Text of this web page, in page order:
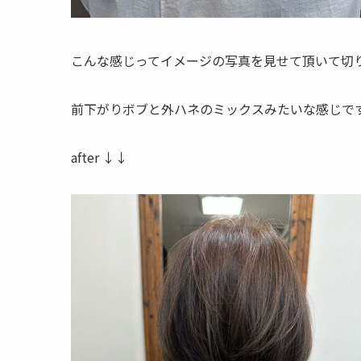
こんな感じってイメージの写真を見せて頂いて切
前下がりボブと外ハネのミックスみたいな感じで
after ↓↓